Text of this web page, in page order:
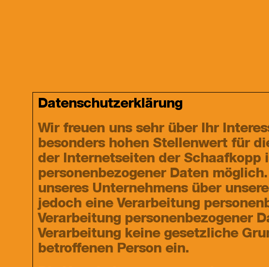
Datenschutzerklärung
Wir freuen uns sehr über Ihr
besonders hohen Stellenwert für
der Internetseiten der Schaafkopp
personenbezogener Daten
unseres Unternehmens über
jedoch eine Verarbeitung
Verarbeitung personenbezogener
Verarbeitung keine gesetzliche
betroffenen Person ein.